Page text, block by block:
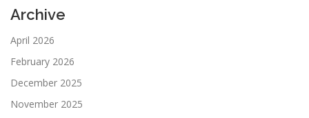
Archive
April 2026
February 2026
December 2025
November 2025